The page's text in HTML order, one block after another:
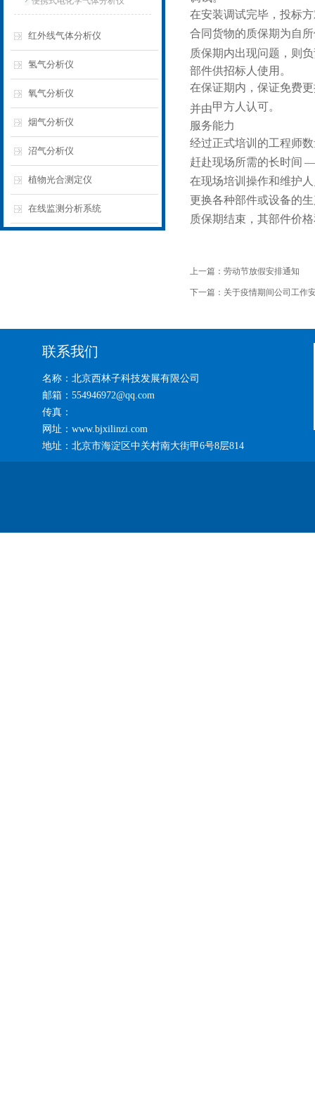
红外线气体分析仪
氢气分析仪
氧气分析仪
烟气分析仪
沼气分析仪
植物光合测定仪
在线监测分析系统
在安装调试完毕，投标
合同货物的质保期为自
质保期内出现问题，则
部件供招标人使用。
在保证期内，保证免费
并由甲方 人认可。
服务能力
经过正式培训的工程师
赶赴现场所需的长时间
在现场培训操作和维护
更换各种部件或设备的
质保期结束，其部件价
上一篇： 劳动节放假安排通知
下一篇： 关于疫情期间公司工作
联系我们
名称：北京西林子科技发展有限公司
邮箱：554946972@qq.com
传真：
网址：www.bjxilinzi.com
地址：北京市海淀区中关村南大街甲6号8层814